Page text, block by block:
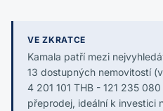
VE ZKRATCE
Kamala patří mezi
13 dostupných nemovitostí
4 201 101 THB - 121 235
přeprodej, ideální k investici